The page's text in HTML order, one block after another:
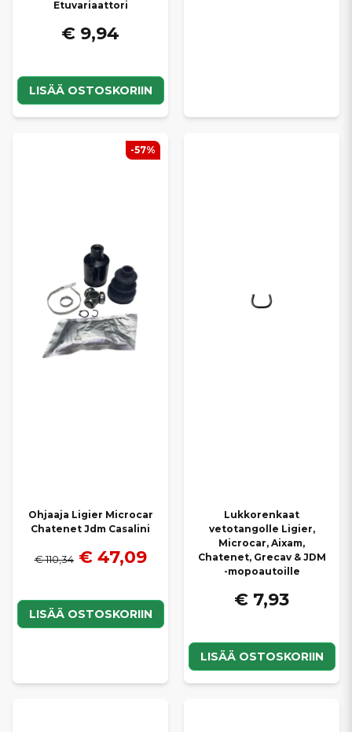
Etuvariaattori
€ 9,94
LISÄÄ OSTOSKORIIN
Ohjaaja Ligier Microcar
Chatenet Jdm Casalini
€ 110,34 € 47,09
LISÄÄ OSTOSKORIIN
-57%
Lukkorenkaat
vetotangolle Ligier,
Microcar, Aixam,
Chatenet, Grecav & JDM
-mopoautoille
€ 7,93
LISÄÄ OSTOSKORIIN